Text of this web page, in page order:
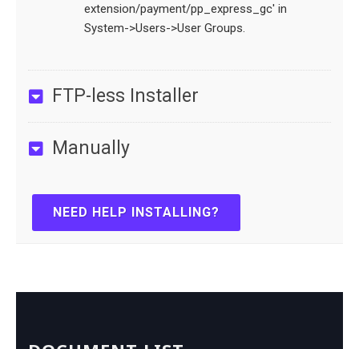
extension/payment/pp_express_gc' in
System->Users->User Groups.
FTP-less Installer
Manually
NEED HELP INSTALLING?